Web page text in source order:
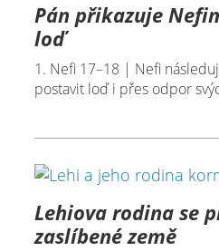
Pán přikazuje
loď
1. Nefi 17–18 | Nefi
postavit loď i přes odpor
Lehiova rodina se
zaslíbené země